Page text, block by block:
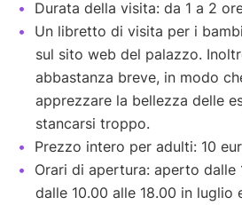
Durata della visita: da 1 a 2
Un libretto di visita per i
sul sito web del palazzo.
abbastanza breve, in modo
apprezzare la bellezza delle
stancarsi troppo.
Prezzo intero per adulti: 10
Orari di apertura: aperto dalle
dalle 10.00 alle 18.00 in luglio